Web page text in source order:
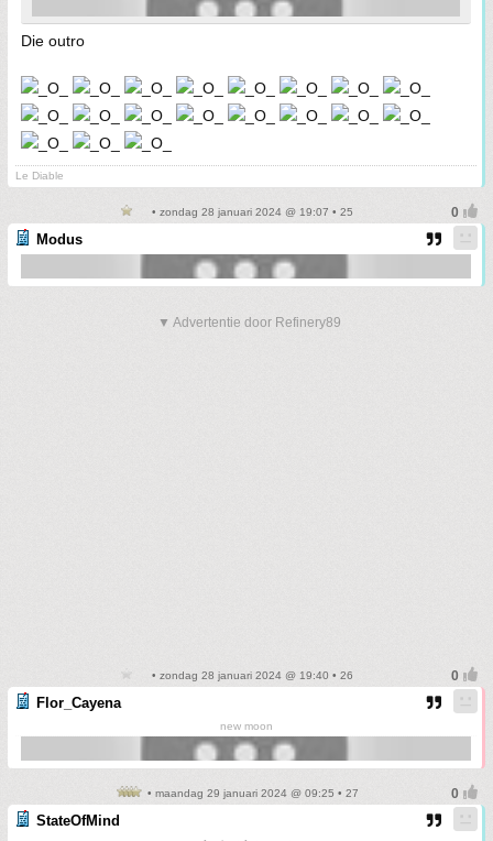
Die outro
Le Diable
• zondag 28 januari 2024 @ 19:07 • 25
Modus
▼ Advertentie door Refinery89
• zondag 28 januari 2024 @ 19:40 • 26
Flor_Cayena
new moon
• maandag 29 januari 2024 @ 09:25 • 27
StateOfMind